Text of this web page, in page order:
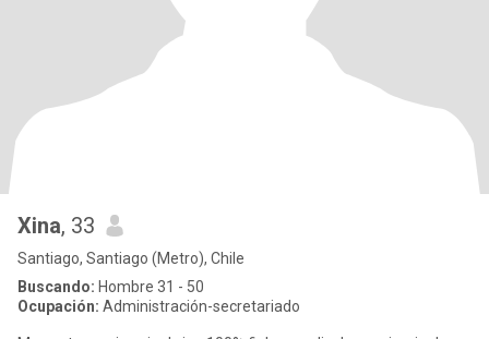
Xina, 33
Santiago, Santiago (Metro), Chile
Buscando: Hombre 31 - 50
Ocupación: Administración-secretariado